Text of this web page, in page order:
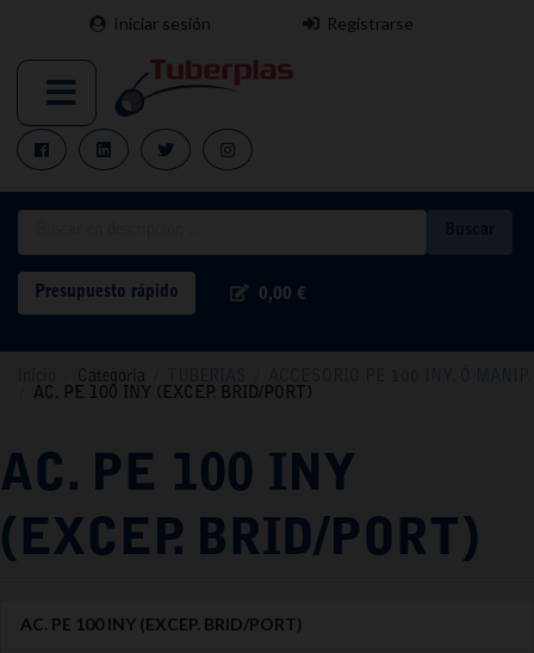
Iniciar sesión Registrarse
Presupuesto rápido 0,00 €
Categoría TUBERIAS ACCESORIO PE 100 INY. Ó MANIP.
AC. PE 100 INY (EXCEP. BRID/PORT)
AC. PE 100 INY
(EXCEP. BRID/PORT)
AC. PE 100 INY (EXCEP. BRID/PORT)